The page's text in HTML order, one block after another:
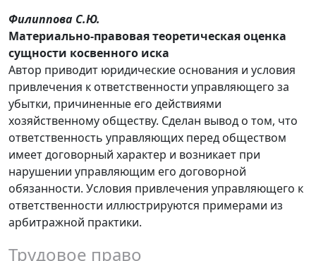
Филиппова С.Ю.
Материально-правовая теоретическая оценка
сущности косвенного иска
Автор приводит юридические основания и условия
привлечения к ответственности управляющего за
убытки, причиненные его действиями
хозяйственному обществу. Сделан вывод о том, что
ответственность управляющих перед обществом
имеет договорный характер и возникает при
нарушении управляющим его договорной
обязанности. Условия привлечения управляющего к
ответственности иллюстрируются примерами из
арбитражной практики.
Трудовое право